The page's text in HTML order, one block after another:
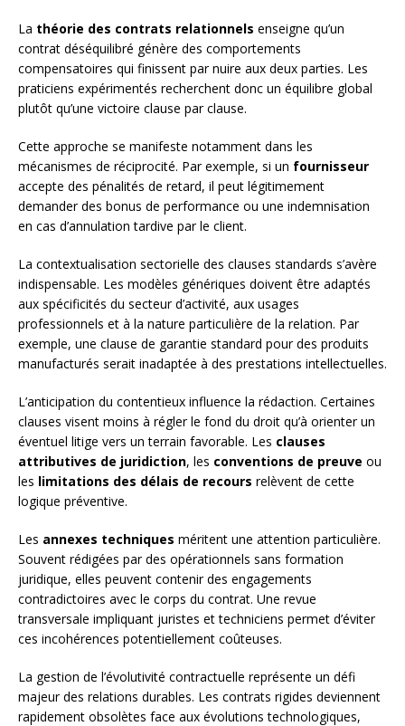
La théorie des contrats relationnels enseigne qu’un
contrat déséquilibré génère des comportements
compensatoires qui finissent par nuire aux deux parties. Les
praticiens expérimentés recherchent donc un équilibre global
plutôt qu’une victoire clause par clause.
Cette approche se manifeste notamment dans les
mécanismes de réciprocité. Par exemple, si un fournisseur
accepte des pénalités de retard, il peut légitimement
demander des bonus de performance ou une indemnisation
en cas d’annulation tardive par le client.
La contextualisation sectorielle des clauses standards s’avère
indispensable. Les modèles génériques doivent être adaptés
aux spécificités du secteur d’activité, aux usages
professionnels et à la nature particulière de la relation. Par
exemple, une clause de garantie standard pour des produits
manufacturés serait inadaptée à des prestations intellectuelles.
L’anticipation du contentieux influence la rédaction. Certaines
clauses visent moins à régler le fond du droit qu’à orienter un
éventuel litige vers un terrain favorable. Les clauses
attributives de juridiction, les conventions de preuve ou
les limitations des délais de recours relèvent de cette
logique préventive.
Les annexes techniques méritent une attention particulière.
Souvent rédigées par des opérationnels sans formation
juridique, elles peuvent contenir des engagements
contradictoires avec le corps du contrat. Une revue
transversale impliquant juristes et techniciens permet d’éviter
ces incohérences potentiellement coûteuses.
La gestion de l’évolutivité contractuelle représente un défi
majeur des relations durables. Les contrats rigides deviennent
rapidement obsolètes face aux évolutions technologiques,